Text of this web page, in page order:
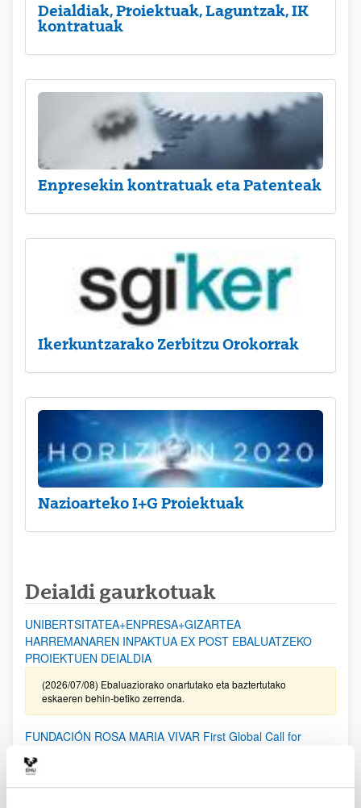
Deialdiak, Proiektuak, Laguntzak, IK
kontratuak
Enpresekin kontratuak eta Patenteak
Ikerkuntzarako Zerbitzu Orokorrak
Nazioarteko I+G Proiektuak
Deialdi gaurkotuak
UNIBERTSITATEA+ENPRESA+GIZARTEA
HARREMANAREN INPAKTUA EX POST EBALUATZEKO
PROIEKTUEN DEIALDIA
(2026/07/08) Ebaluaziorako onartutako eta baztertutako
eskaeren behin-betiko zerrenda.
FUNDACIÓN ROSA MARIA VIVAR First Global Call for
2026/09/30)